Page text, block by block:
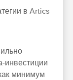
в Artics
инвестиции
минимум